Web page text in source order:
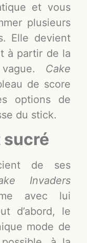
et vous
plusieurs
Elle devient
à partir de la
Cake
de score
options de
du stick.
sucré
de ses
Invaders
avec lui
d’abord, le
mode de